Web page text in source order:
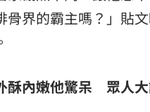
骨界的霸主嗎？」貼
酥內嫩他驚呆 眾人